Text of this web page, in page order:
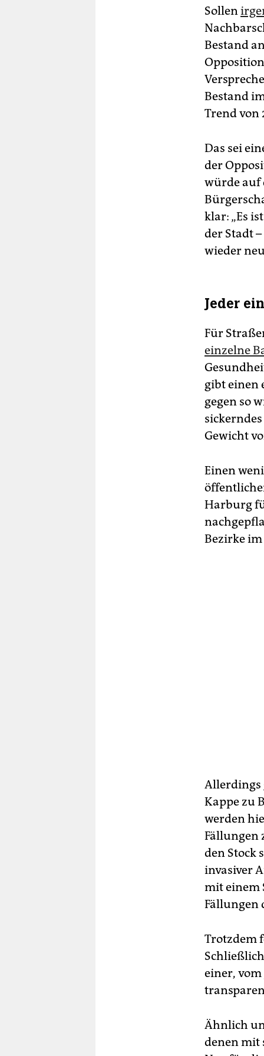
Sollen
Bestand
Bestand
Trend von
Das sei
der
würde auf
klar: „Es
der Stadt
wieder
Jeder
Für
einzelne
gibt einen
gegen so
Gewicht
Einen
Harburg
Bezirke
Allerdings
Kappe zu
werden
Fällungen
den Stock
invasiver
mit einem
Fällungen
Trotzdem
einer, vom
Ähnlich
denen mit